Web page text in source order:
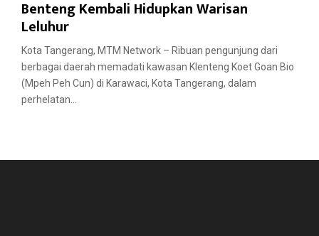
Benteng Kembali Hidupkan Warisan
Leluhur
Kota Tangerang, MTM Network – Ribuan pengunjung dari
berbagai daerah memadati kawasan Klenteng Koet Goan Bio
(Mpeh Peh Cun) di Karawaci, Kota Tangerang, dalam
perhelatan...